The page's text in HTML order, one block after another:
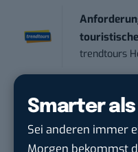
Smarter als
Sei anderen immer
Morgen bekommst
trendtours
IT Sales &
(m/w/...
Instaffo